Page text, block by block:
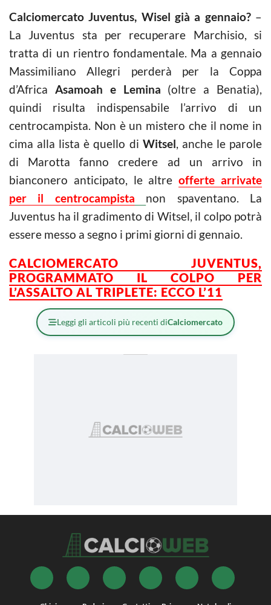
Calciomercato Juventus, Wisel già a gennaio?–
La Juventus sta per recuperare Marchisio, si
tratta di un rientro fondamentale. Ma a gennaio
Massimiliano Allegri perderà per la Coppa
d’Africa Asamoah e Lemina (oltre a Benatia),
quindi risulta indispensabile l’arrivo di un
centrocampista. Non è un mistero che il nome in
cima alla lista è quello di Witsel, anche le parole
di Marotta fanno credere ad un arrivo in
bianconero anticipato, le altreofferte arrivate
per il centrocampista
non spaventano. La
Juventus ha il gradimento di Witsel, il colpo potrà
essere messo a segno i primi giorni di gennaio.
CALCIOMERCATO JUVENTUS,
PROGRAMMATO IL COLPO PER
L’ASSALTO AL TRIPLETE: ECCO L’11
Leggi gli articoli più recenti diCalciomercato